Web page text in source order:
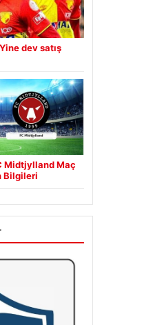
dev satış
Midtjylland Maç
Bilgileri